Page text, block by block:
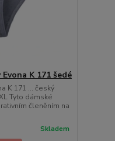
K 171 šedé
K 171 ... český
Tyto dámské
členěním na
Skladem